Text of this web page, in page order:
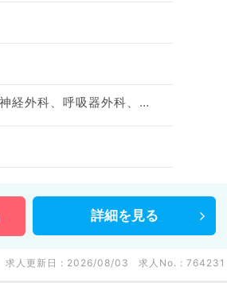
神経内科、小児科、整形外科、形成外科、脳神経外科、呼吸器外科、心臓血管外科、皮膚科、泌尿器科、一般内科、循環器内科、呼吸器内科、消化器内科、内分泌・代謝内科、腎臓内科、血液内科、外科系全般、一般外科、消化器外科、乳腺外科、総合診療科、膠原病科、大腸・肛門外科
詳細を 見る
求人更新日 : 2026/08/03 求人No. : 764231